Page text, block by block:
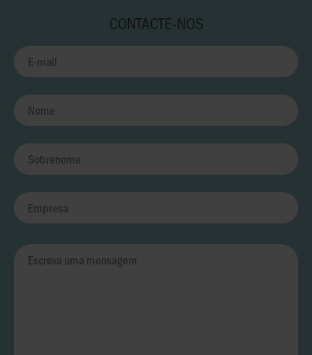
CONTACTE-NOS